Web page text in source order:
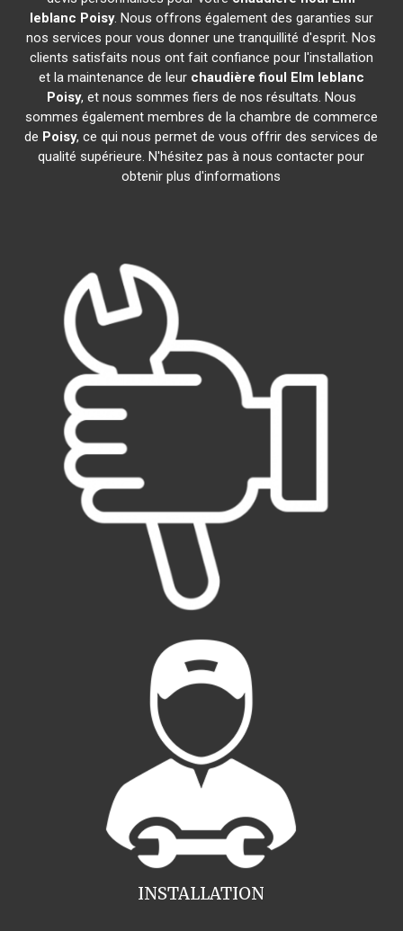
leblanc Poisy. Nous offrons également des garanties sur
nos services pour vous donner une tranquillité d'esprit. Nos
clients satisfaits nous ont fait confiance pour l'installation
et la maintenance de leur chaudière fioul Elm leblanc
Poisy, et nous sommes fiers de nos résultats. Nous
sommes également membres de la chambre de commerce
de Poisy, ce qui nous permet de vous offrir des services de
qualité supérieure. N'hésitez pas à nous contacter pour
obtenir plus d'informations
INSTALLATION